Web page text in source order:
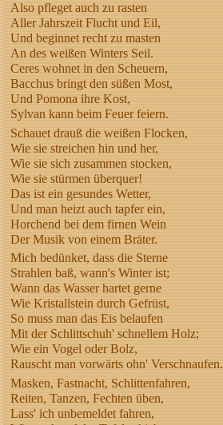
Also pfleget auch zu rasten
Aller Jahrszeit Flucht und Eil,
Und beginnet recht zu masten
An des weißen Winters Seil.
Ceres wohnet in den Scheuern,
Bacchus bringt den süßen Most,
Und Pomona ihre Kost,
Sylvan kann beim Feuer feiern.
Schauet drauß die weißen Flocken,
Wie sie streichen hin und her,
Wie sie sich zusammen stocken,
Wie sie stürmen überquer!
Das ist ein gesundes Wetter,
Und man heizt auch tapfer ein,
Horchend bei dem firnen Wein
Der Musik von einem Bräter.
Mich bedünket, dass die Sterne
Strahlen baß, wann's Winter ist;
Wann das Wasser hartet gerne
Wie Kristallstein durch Gefrüst,
So muss man das Eis belaufen
Mit der Schlittschuh' schnellem Holz;
Wie ein Vogel oder Bolz,
Rauscht man vorwärts ohn' Verschnaufen.
Masken, Fastnacht, Schlittenfahren,
Reiten, Tanzen, Fechten üben,
Lass' ich unbemeldet fahren,